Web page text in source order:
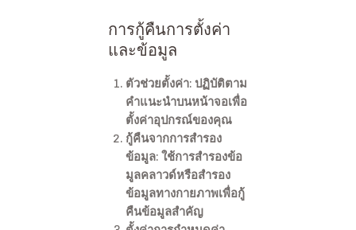
การกู้คืนการตั้งค่า
และข้อมูล
ตัวช่วยตั้งค่า: ปฏิบัติตาม
คำแนะนำบนหน้าจอเพื่อ
ตั้งค่าอุปกรณ์ของคุณ
กู้คืนจากการสำรอง
ข้อมูล: ใช้การสำรองข้อ
มูลคลาวด์หรือสำรอง
ข้อมูลทางกายภาพเพื่อกู้
คืนข้อมูลสำคัญ